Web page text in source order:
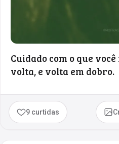
Cuidado com o que
volta, e volta em dobro.
9 curtidas